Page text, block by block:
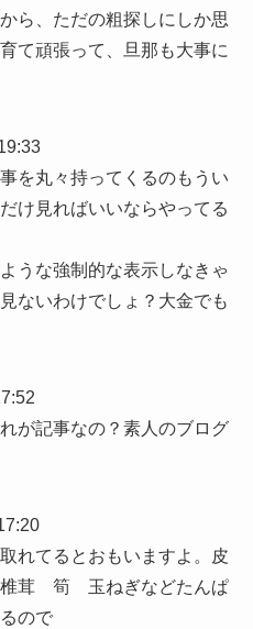
ら、ただの粗探しにしか思
て頑張って、旦那も大事に
を丸々持ってくるのもうい
け見ればいいならやってる
うな強制的な表示しなきゃ
ないわけでしょ？大金でも
が記事なの？素人のブログ
れてるとおもいますよ。皮
茸 筍 玉ねぎなどたんぱ
ので